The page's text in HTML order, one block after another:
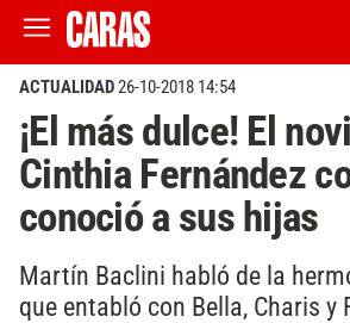
ACTUALIDAD26-10-2018 14:54
¡El más dulce! El
Cinthia Fernández
conoció a sus hijas
Martín Baclini habló de la
que entabló con Bella, Charis y